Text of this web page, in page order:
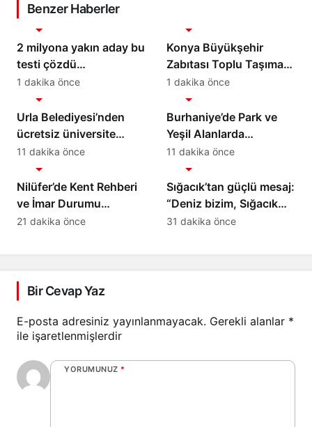
Benzer Haberler
2 milyona yakın aday bu
testi çözdü…
1 dakika önce
Konya Büyükşehir
Zabıtası Toplu Taşıma
Denetimlerini
Sürdürüyor
1 dakika önce
Urla Belediyesi’nden
ücretsiz üniversite
tercih danışmanlığı
11 dakika önce
Burhaniye’de Park ve
Yeşil Alanlarda
Kapsamlı Bakım
Çalışmaları Sürüyor
11 dakika önce
Nilüfer’de Kent Rehberi
ve İmar Durumu
Sorgulama yenilendi
21 dakika önce
Sığacık’tan güçlü mesaj:
“Deniz bizim, Sığacık
hepimizin”
31 dakika önce
Bir Cevap Yaz
E-posta adresiniz yayınlanmayacak. Gerekli alanlar *
ile işaretlenmişlerdir
YORUMUNUZ *